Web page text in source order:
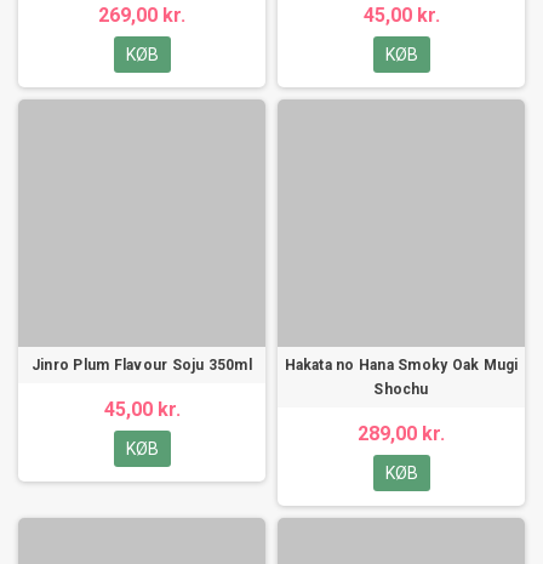
269,00 kr.
KØB
45,00 kr.
KØB
Jinro Plum Flavour Soju 350ml
45,00 kr.
KØB
Hakata no Hana Smoky Oak Mugi
Shochu
289,00 kr.
KØB